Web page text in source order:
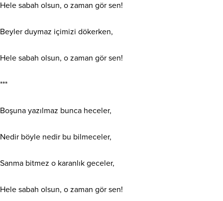
Hele sabah olsun, o zaman gör sen!
Beyler duymaz içimizi dökerken,
Hele sabah olsun, o zaman gör sen!
***
Boşuna yazılmaz bunca heceler,
Nedir böyle nedir bu bilmeceler,
Sanma bitmez o karanlık geceler,
Hele sabah olsun, o zaman gör sen!